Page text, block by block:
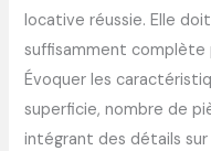
locative réussie. Elle
suffisamment
Évoquer les
superficie, nombre de
intégrant des détails